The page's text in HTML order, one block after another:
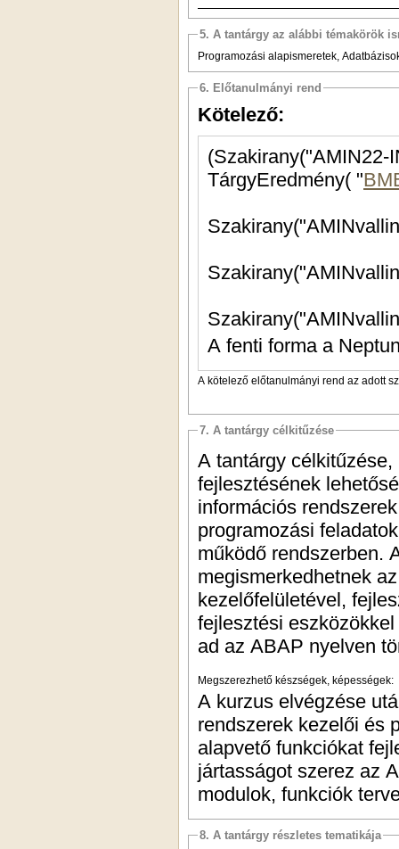
5. A tantárgy az alábbi témakörök
Programozási alapismeretek,
6. Előtanulmányi rend
Kötelező:
TárgyEredmény( "
A fenti forma a
A kötelező előtanulmányi rend az adott
7. A tantárgy célkitűzése
A tantárgy
fejlesztésének
információs
programozási
működő rendszerben.
megismerkedhetnek
kezelőfelületével,
fejlesztési
ad az ABAP nyelven
Megszerezhető készségek, képességek:
A kurzus elvégzése
rendszerek kezelői és
alapvető funkciókat
jártasságot szerez az
modulok, funkciók
8. A tantárgy részletes tematikája